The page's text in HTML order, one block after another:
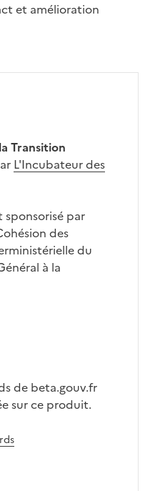
et amélioration
Transition
L'Incubateur des
sponsorisé par
des
du
à la
de beta.gouv.fr
sur ce produit.